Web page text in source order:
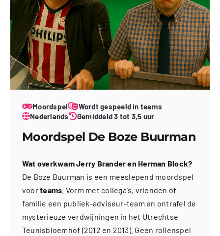
Moordspel
Wordt gespeeld in teams
Nederlands
Gemiddeld 3 tot 3,5 uur
Moordspel De Boze Buurman
Wat overkwam Jerry Brander en Herman Block?
De Boze Buurman is een meeslepend moordspel
voorteams . Vorm met collega’s, vrienden of
familie een publiek-adviseur-team en ontrafel de
mysterieuze verdwijningen in het Utrechtse
Teunisbloemhof (2012 en 2013). Geen rollenspel